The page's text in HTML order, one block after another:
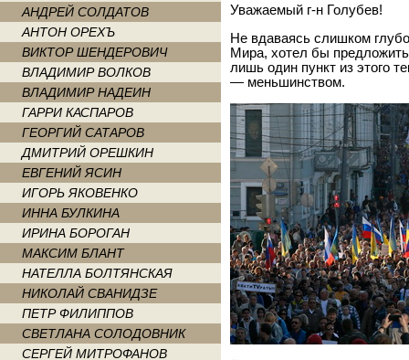
АНДРЕЙ СОЛДАТОВ
АНТОН ОРЕХЪ
ВИКТОР ШЕНДЕРОВИЧ
ВЛАДИМИР ВОЛКОВ
ВЛАДИМИР НАДЕИН
ГАРРИ КАСПАРОВ
ГЕОРГИЙ САТАРОВ
ДМИТРИЙ ОРЕШКИН
ЕВГЕНИЙ ЯСИН
ИГОРЬ ЯКОВЕНКО
ИННА БУЛКИНА
ИРИНА БОРОГАН
МАКСИМ БЛАНТ
НАТЕЛЛА БОЛТЯНСКАЯ
НИКОЛАЙ СВАНИДЗЕ
ПЕТР ФИЛИППОВ
СВЕТЛАНА СОЛОДОВНИК
СЕРГЕЙ МИТРОФАНОВ
Уважаемый г-н Голубев!
Не вдаваясь слишком
Мира, хотел бы
лишь один пункт из этого
— меньшинством.